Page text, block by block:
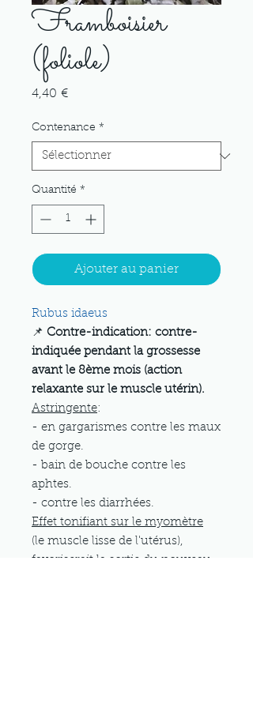
Framboisier
(foliole)
4,40 €Prix
Contenance *
Quantité *
Ajouter au panier
Rubus idaeus
📌 Contre-indication: contre-
indiquée pendant la grossesse
avant le 8ème mois (action
relaxante sur le muscle utérin).
Astringente:
- en gargarismes contre les maux
de gorge.
- bain de bouche contre les
aphtes.
- contre les diarrhées.
Effet tonifiant sur le myomètre
(le muscle lisse de l'utérus),
favoriserait la sortie du nouveau-